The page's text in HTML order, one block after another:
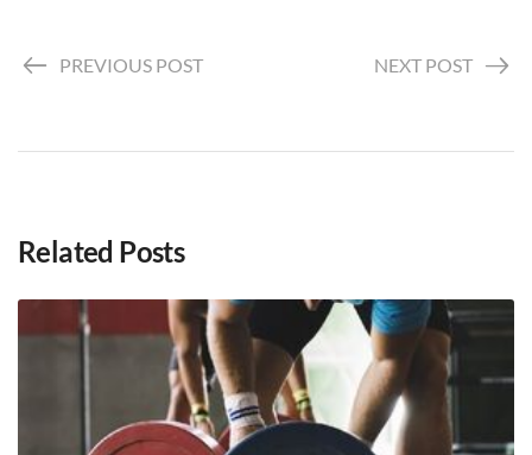
PREVIOUS POST NEXT POST
Related Posts